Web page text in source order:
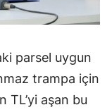
parsel uygun
trampa için
TL’yi aşan bu